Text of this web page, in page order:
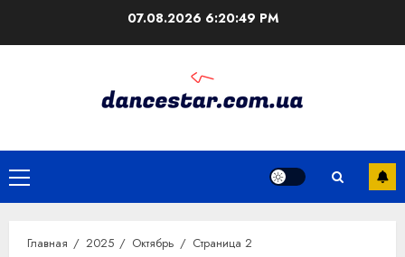
07.08.2026 6:20:50 PM
Основное
меню
Главная 2025 Октябрь Страница 2